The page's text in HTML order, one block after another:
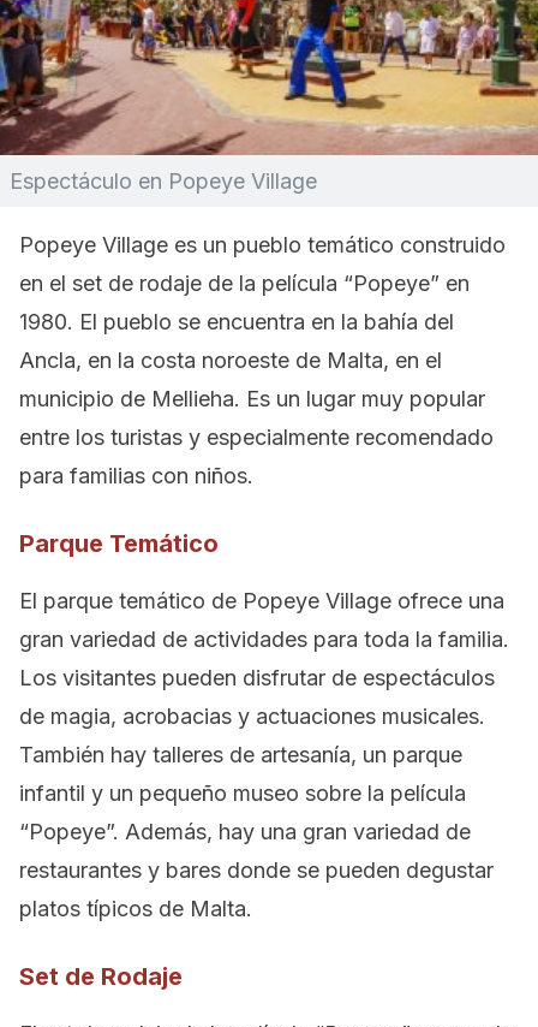
Espectáculo en Popeye Village
Popeye Village es un pueblo temático construido
en el set de rodaje de la película “Popeye” en
1980. El pueblo se encuentra en la bahía del
Ancla, en la costa noroeste de Malta, en el
municipio de Mellieha. Es un lugar muy popular
entre los turistas y especialmente recomendado
para familias con niños.
Parque Temático
El parque temático de Popeye Village ofrece una
gran variedad de actividades para toda la familia.
Los visitantes pueden disfrutar de espectáculos
de magia, acrobacias y actuaciones musicales.
También hay talleres de artesanía, un parque
infantil y un pequeño museo sobre la película
“Popeye”. Además, hay una gran variedad de
restaurantes y bares donde se pueden degustar
platos típicos de Malta.
Set de Rodaje